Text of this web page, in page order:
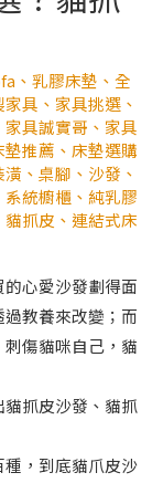
、 乳膠床墊 、 全
家具 、 家具挑選 、
家具誠實哥 、 家具
墊推薦 、 床墊選購
潢 、 桌腳 、 沙發 、
系統櫥櫃 、 純乳膠
貓抓皮 、 連結式床
心愛沙發劃得面
教養來改變；而
傷貓咪自己，貓
抓皮沙發、貓抓
，到底貓爪皮沙